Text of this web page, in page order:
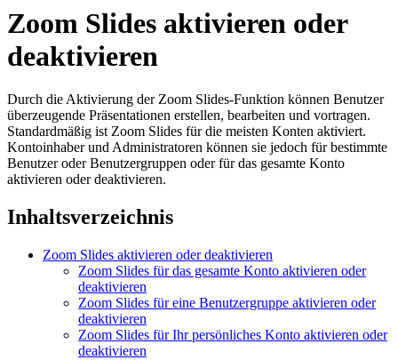
Zoom Slides aktivieren oder
deaktivieren
Durch die Aktivierung der Zoom Slides-Funktion können Benutzer
überzeugende Präsentationen erstellen, bearbeiten und vortragen.
Standardmäßig ist Zoom Slides für die meisten Konten aktiviert.
Kontoinhaber und Administratoren können sie jedoch für bestimmte
Benutzer oder Benutzergruppen oder für das gesamte Konto
aktivieren oder deaktivieren.
Inhaltsverzeichnis
Zoom Slides aktivieren oder deaktivieren
Zoom Slides für das gesamte Konto aktivieren oder
deaktivieren
Zoom Slides für eine Benutzergruppe aktivieren oder
deaktivieren
Zoom Slides für Ihr persönliches Konto aktivieren oder
deaktivieren